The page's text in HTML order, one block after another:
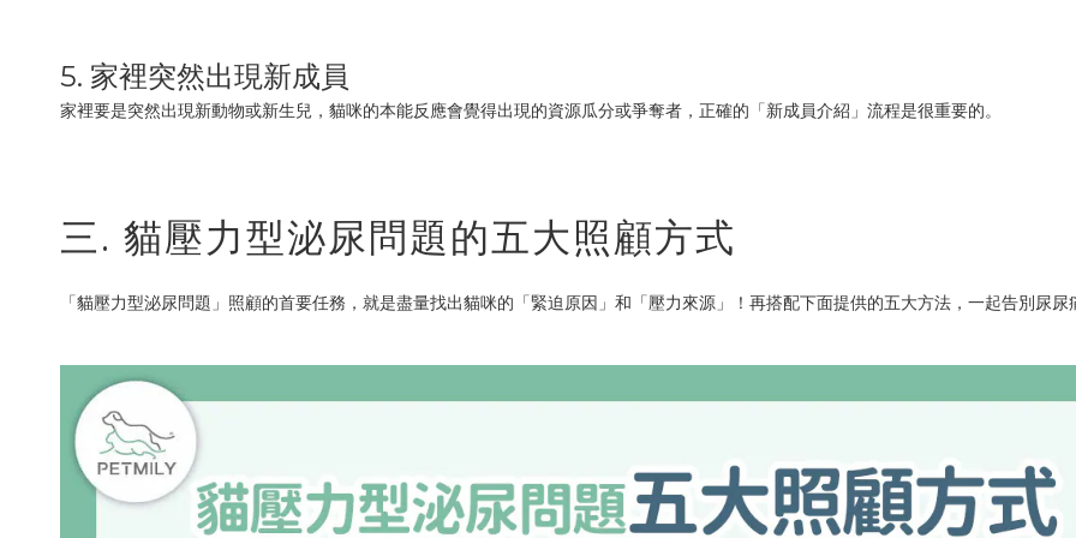
5. 家裡突然出現新成員
家裡要是突然出現新動物或新生兒，貓咪的本能反應會覺得出現的資源瓜分或爭奪者，正確的「新成員介紹」流程是很重要的。
三. 貓壓力型泌尿問題的五大照顧方式
「貓壓力型泌尿問題」照顧的首要任務，就是盡量找出貓咪的「緊迫原因」和「壓力來源」！再搭配下面提供的五大方法，一起告別尿尿